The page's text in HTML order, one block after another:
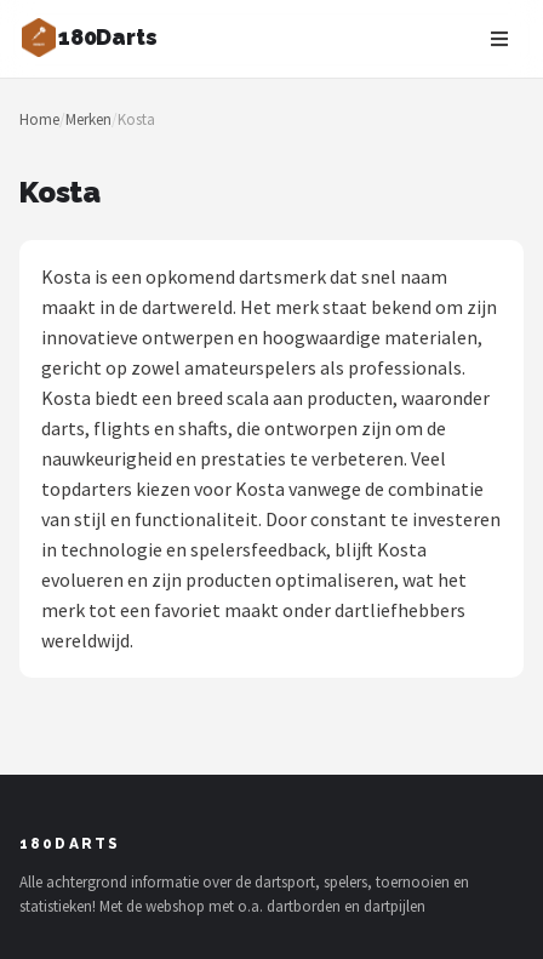
180Darts
Zoeken
NAVIGATIE
Blog
Dartspelers
Toernooien
Spelregels
Uitgooilijst
Dartshop
Dart
ABC Darts
Home/Merken/Kosta
Kosta
Kosta is een opkomend dartsmerk dat snel naam
maakt in de dartwereld. Het merk staat bekend om zijn
innovatieve ontwerpen en hoogwaardige materialen,
gericht op zowel amateurspelers als professionals.
Kosta biedt een breed scala aan producten, waaronder
darts, flights en shafts, die ontworpen zijn om de
nauwkeurigheid en prestaties te verbeteren. Veel
topdarters kiezen voor Kosta vanwege de combinatie
van stijl en functionaliteit. Door constant te investeren
in technologie en spelersfeedback, blijft Kosta
evolueren en zijn producten optimaliseren, wat het
merk tot een favoriet maakt onder dartliefhebbers
wereldwijd.
180DARTS
Alle achtergrond informatie over de dartsport, spelers, toernooien en
statistieken! Met de webshop met o.a. dartborden en dartpijlen